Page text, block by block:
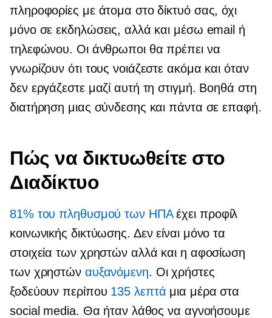
πληροφορίες με άτομα στο δίκτυό σας, όχι
μόνο σε εκδηλώσεις, αλλά και μέσω email ή
τηλεφώνου. Οι άνθρωποι θα πρέπει να
γνωρίζουν ότι τους νοιάζεστε ακόμα και όταν
δεν εργάζεστε μαζί αυτή τη στιγμή. Βοηθά στη
διατήρηση μιας σύνδεσης και πάντα σε επαφή.
Πώς να δικτυωθείτε στο
Διαδίκτυο
81% του πληθυσμού των ΗΠΑέχει προφίλ
κοινωνικής δικτύωσης. Δεν είναι μόνο τα
στοιχεία των χρηστών αλλά και η αφοσίωση
των χρηστών αυξανόμενη. Οι χρήστες
ξοδεύουν περίπου 135 λεπτά μια μέρα στα
social media. Θα ήταν λάθος να αγνοήσουμε